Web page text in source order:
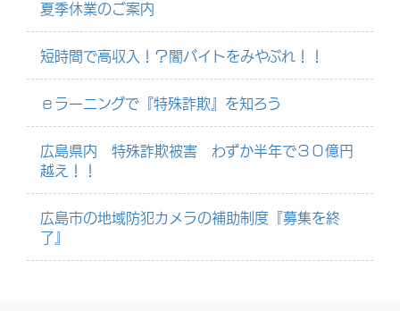
夏季休業のご案内
短時間で高収入！？闇バイトをみやぶれ！！
ｅラーニングで『特殊詐欺』を知ろう
広島県内 特殊詐欺被害 わずか半年で３０億円
越え！！
広島市の地域防犯カメラの補助制度『募集を終
了』